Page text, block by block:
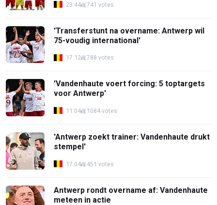
23:44 741 votes
'Transferstunt na overname: Antwerp wil
75-voudig international'
17:12 788 votes
'Vandenhaute voert forcing: 5 toptargets
voor Antwerp'
11:04 1084 votes
'Antwerp zoekt trainer: Vandenhaute drukt
stempel'
17:04 451 votes
Antwerp rondt overname af: Vandenhaute
meteen in actie